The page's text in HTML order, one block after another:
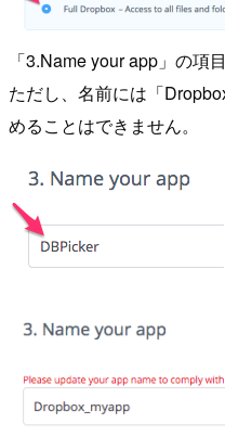
「3.Name your app」の項
ただし、名前には「
めることはできません。